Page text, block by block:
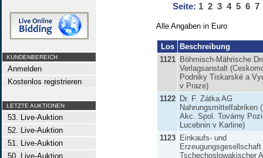
KUNDENBEREICH
Anmelden
Kostenlos registrieren
LETZTE AUKTIONEN
53. Live-Auktion
52. Live-Auktion
51. Live-Auktion
50. Live-Auktion
Seite: 1 2 3 4 5 6 7
Alle Angaben in Euro
Los
Beschreibung
1121
Böhmisch-Mährische
Verlagsanstalt
Podniky Tiskarské a
v Praze)
1122
Dr. F. Zátka AG
Nahrungsmittelfabriken
Akc. Spol. Továrny
Lucebnin v Karline)
1123
Einkaufs- und
Erzeugungsgesellschaft
Tschechoslowakischer